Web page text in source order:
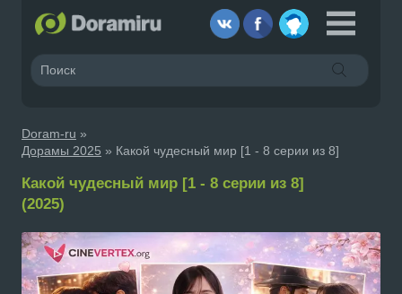
Doram-ru »
Дорамы 2025 » Какой чудесный мир [1 - 8 серии из 8]
Какой чудесный мир [1 - 8 серии из 8]
(2025)